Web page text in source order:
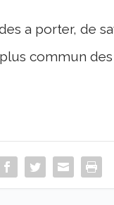
a porter, de
commun